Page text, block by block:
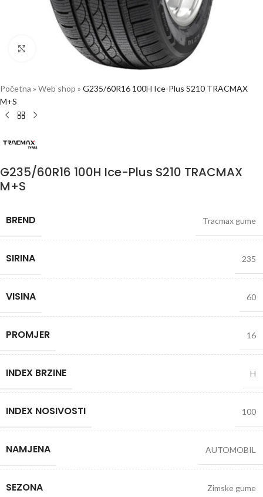
Click to enlarge
Početna » Web shop » G235/60R16 100H Ice-Plus S210 TRACMAX
M+S
G235/60R16 100H Ice-Plus S210 TRACMAX
M+S
BREND Tracmax gume
SIRINA 235
VISINA 60
PROMJER 16
INDEX BRZINE H
INDEX NOSIVOSTI 100
NAMJENA AUTOMOBIL
SEZONA Zimske gume